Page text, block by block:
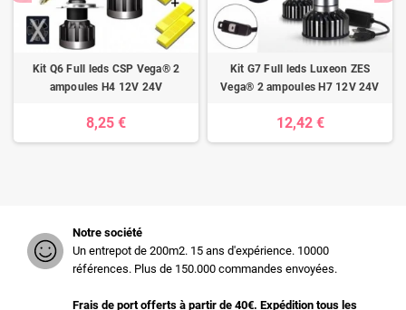
Kit Q6 Full leds CSP Vega® 2
ampoules H4 12V 24V
8,25 €
Kit G7 Full leds Luxeon ZES
Vega® 2 ampoules H7 12V 24V
12,42 €
Notre société
Un entrepot de 200m2. 15 ans d'expérience. 10000
références. Plus de 150.000 commandes envoyées.
Frais de port offerts à partir de 40€. Expédition tous les